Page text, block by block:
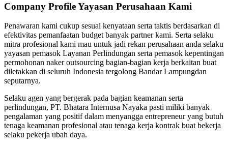
Company Profile Yayasan Perusahaan Kami
Penawaran kami cukup sesuai kenyataan serta taktis berdasarkan di
efektivitas pemanfaatan budget banyak partner kami. Serta selaku
mitra profesional kami mau untuk jadi rekan perusahaan anda selaku
yayasan pemasok Layanan Perlindungan serta pemasok kepentingan
permohonan naker outsourcing bagian-bagian kerja berkaitan buat
diletakkan di seluruh Indonesia tergolong Bandar Lampungdan
seputarnya.
Selaku agen yang bergerak pada bagian keamanan serta
perlindungan, PT. Bhatara Internusa Nayaka pasti miliki banyak
pengalaman yang positif dalam menyangga entrepreneur yang butuh
tenaga keamanan profesional atau tenaga kerja kontrak buat bekerja
selaku pekerja ubah daya.